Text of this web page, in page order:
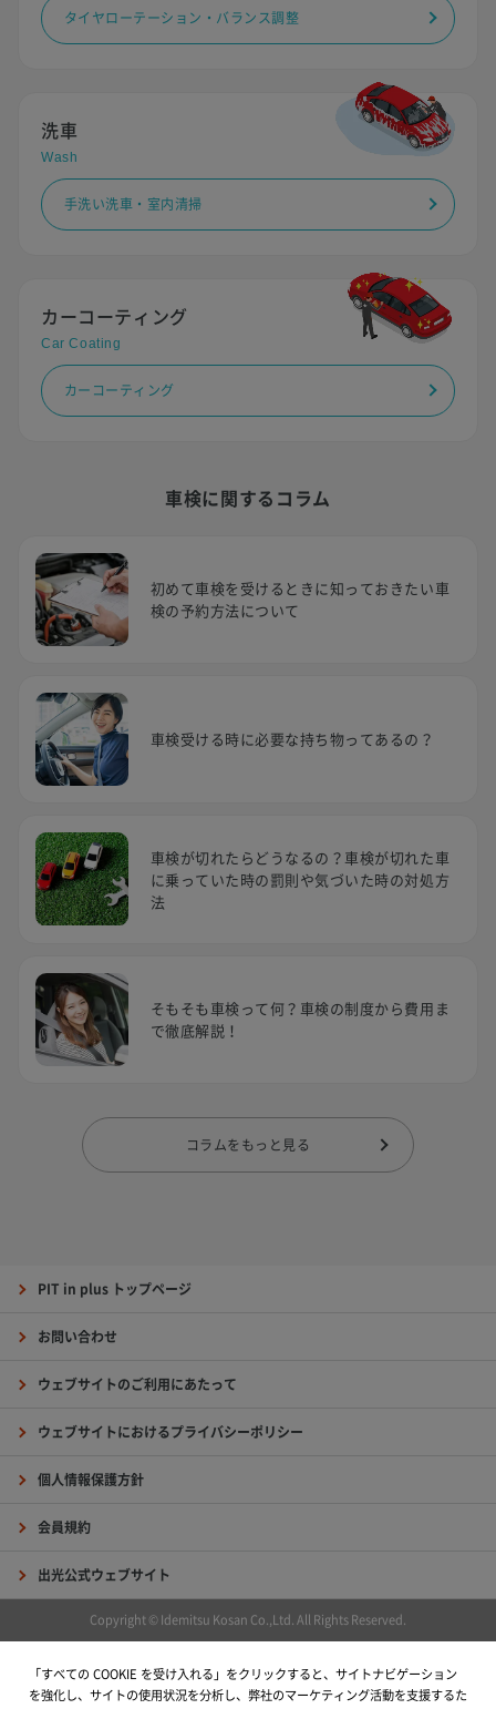
タイヤローテーション・バランス調整
洗車
Wash
手洗い洗車・室内清掃
カーコーティング
Car Coating
カーコーティング
車検に関するコラム
初めて車検を受けるときに知っておきたい車
検の予約方法について
車検受ける時に必要な持ち物ってあるの？
車検が切れたらどうなるの？車検が切れた車
に乗っていた時の罰則や気づいた時の対処方
法
そもそも車検って何？車検の制度から費用ま
で徹底解説！
コラムをもっと見る
PIT in plus トップページ
お問い合わせ
ウェブサイトのご利用にあたって
ウェブサイトにおけるプライバシーポリシー
個人情報保護方針
会員規約
出光公式ウェブサイト
Copyright © Idemitsu Kosan Co.,Ltd. All Rights Reserved.
「すべての COOKIE を受け入れる」をクリックすると、サイトナビゲーション
を強化し、サイトの使用状況を分析し、弊社のマーケティング活動を支援するた